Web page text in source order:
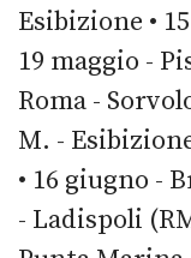
Esibizione •
19 maggio -
Roma -
M. -
• 16 giugno -
- Ladispoli